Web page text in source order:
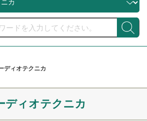
ディオテクニカ
ディオテクニカ